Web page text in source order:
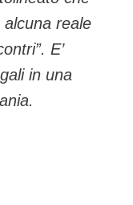
alcuna reale
E’
in una